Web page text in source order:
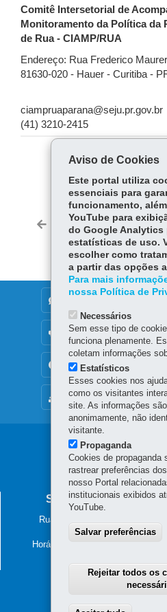
Comitê Intersetorial de
Monitoramento da Política da
de Rua - CIAMP/RUA
Endereço: Rua Frederico
81630-020 - Hauer - Curitiba -
ciampruaparana@seju.pr.gov.br
(41) 3210-2415
ce
bo
ok
Voltar Início
MAPA DO SITE
OUVIDORIA
TRANSPARÊNCIA
Navegação
principal
SECRETARIA DA
Rua Tenente Francisco
81630-010-Curitiba
Horário de atendimento: das
Aviso de Cookies
Este portal utiliza
essenciais para
funcionamento,
YouTube para
do Google Analytics
estatísticas de uso.
escolher como
a partir das opções
Para mais
nossa Política de
Necessários
Sem esse tipo de
funciona plenamente.
coletam informações
Estatísticos
Esses cookies nos
como os visitantes
site. As informações
anonimamente, não
visitante.
Propaganda
Cookies de propaganda
rastrear preferências
nosso Portal
institucionais exibidos
YouTube.
Salvar preferências
Rejeitar todos os